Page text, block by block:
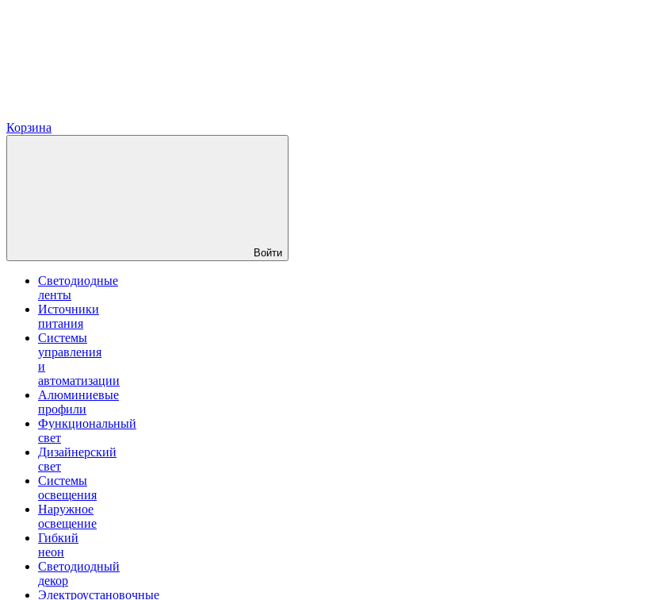
Корзина
Войти
Светодиодные
ленты
Источники
питания
Системы
управления
и
автоматизации
Алюминиевые
профили
Функциональный
свет
Дизайнерский
свет
Системы
освещения
Наружное
освещение
Гибкий
неон
Светодиодный
декор
Электроустановочные